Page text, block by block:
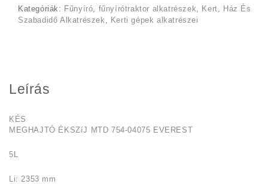
Kategóriák: Fűnyíró, fűnyírótraktor alkatrészek, Kert, Ház És
Szabadidő Alkatrészek , Kerti gépek alkatrészei
Leírás
KÉS
MEGHAJTÓ ÉKSZíJ MTD 754-04075 EVEREST
5L
Li: 2353 mm